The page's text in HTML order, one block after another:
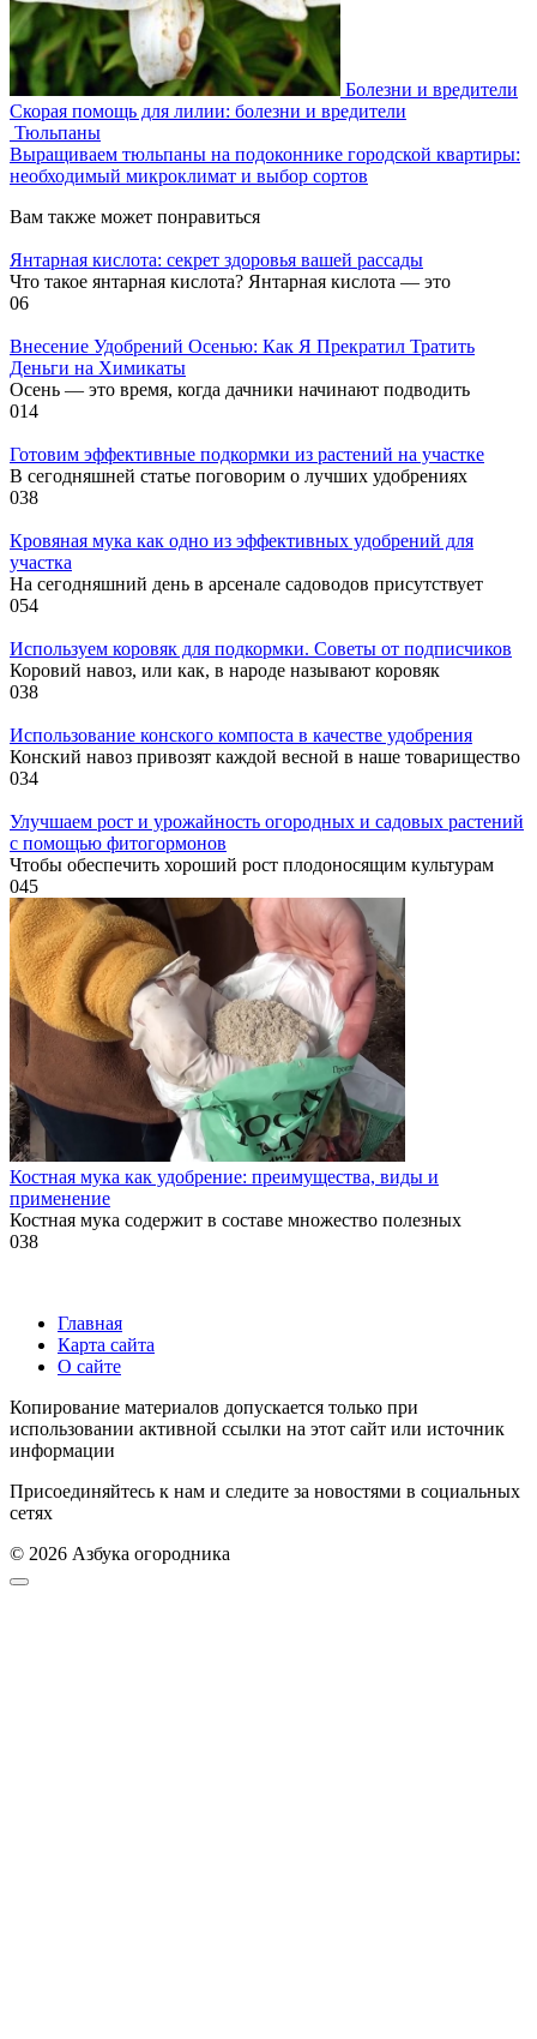
Болезни и вредители
Скорая помощь для лилии: болезни и вредители
Тюльпаны
Выращиваем тюльпаны на подоконнике городской квартиры:
необходимый микроклимат и выбор сортов
Вам также может понравиться
Янтарная кислота: секрет здоровья вашей рассады
Что такое янтарная кислота? Янтарная кислота — это
06
Внесение Удобрений Осенью: Как Я Прекратил Тратить
Деньги на Химикаты
Осень — это время, когда дачники начинают подводить
014
Готовим эффективные подкормки из растений на участке
В сегодняшней статье поговорим о лучших удобрениях
038
Кровяная мука как одно из эффективных удобрений для
участка
На сегодняшний день в арсенале садоводов присутствует
054
Используем коровяк для подкормки. Советы от подписчиков
Коровий навоз, или как, в народе называют коровяк
038
Использование конского компоста в качестве удобрения
Конский навоз привозят каждой весной в наше товарищество
034
Улучшаем рост и урожайность огородных и садовых растений
с помощью фитогормонов
Чтобы обеспечить хороший рост плодоносящим культурам
045
Костная мука как удобрение: преимущества, виды и
применение
Костная мука содержит в составе множество полезных
038
Главная
Карта сайта
О сайте
Копирование материалов допускается только при
использовании активной ссылки на этот сайт или источник
информации
Присоединяйтесь к нам и следите за новостями в социальных
сетях
© 2026 Азбука огородника